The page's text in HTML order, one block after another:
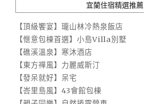
宜蘭住宿精選推薦
【頂級饗宴】瓏山林冷熱泉飯店
【愜意包棟首選】小島Villa別墅
【礁溪溫泉】寒沐酒店
【東方禪風】力麗威斯汀
【發呆就好】呆宅
【峇里島風】43會館包棟